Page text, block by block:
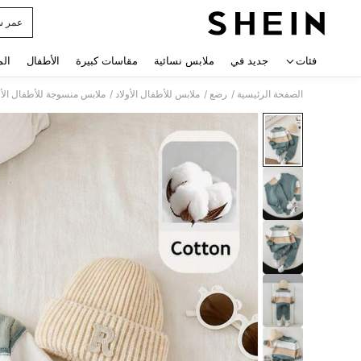
عمر
فئات جديد في ملابس نسائية مقاسات كبيرة الأطفال
الصفحة الرئيسية / رضع / ملابس للأطفال الأولاد / ملابس منسوجة للأطفال